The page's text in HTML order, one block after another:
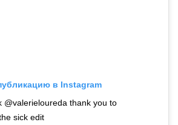
в Instagram
@valerieloureda thank you to
sick edit